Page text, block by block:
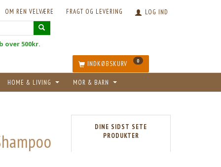
LOG IND
FRAGT OG LEVERING
OM REN VELVÆRE
over 500kr.
INDKØBSKURV 0
HOME & LIVING MOR & BARN
DINE SIDST SETE
PRODUKTER